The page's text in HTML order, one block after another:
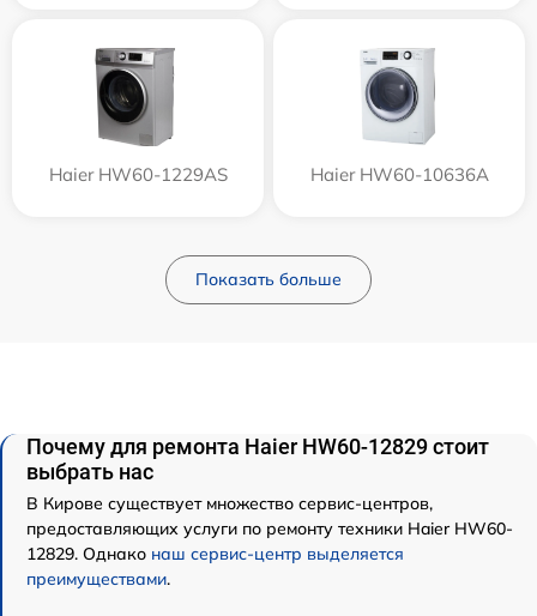
Haier HW60-1229AS Haier HW60-10636A
Показать больше
Почему для ремонта Haier HW60-12829 стоит
выбрать нас
В Кирове существует множество сервис-центров,
предоставляющих услуги по ремонту техники Haier HW60-
12829. Однако наш сервис-центр выделяется
преимуществами.